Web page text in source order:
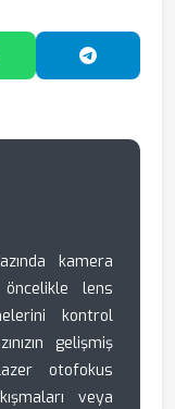
Paylaş
kamera
öncelikle lens
kontrol
gelişmiş
otofokus
veya